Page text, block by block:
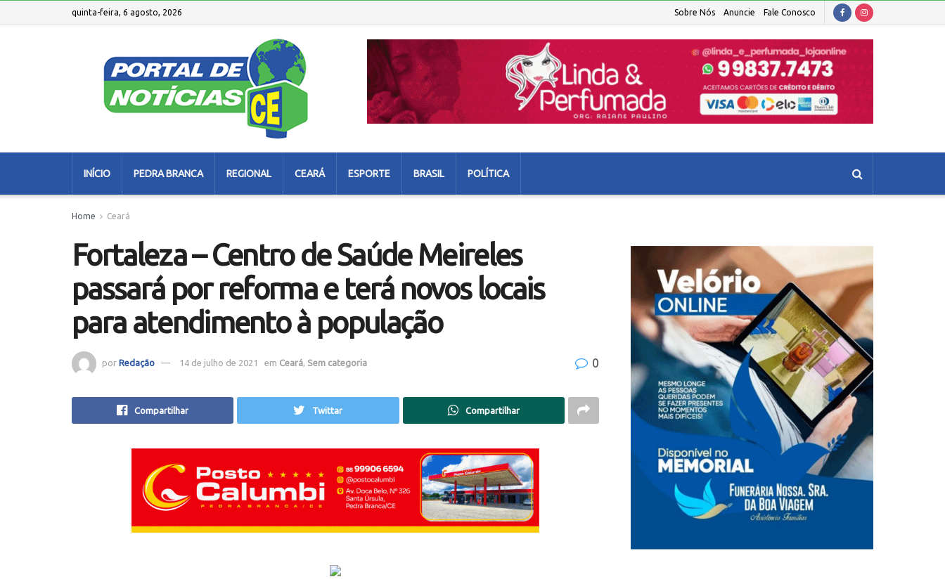
quinta-feira, 6 agosto, 2026 Sobre Nós Anuncie Fale Conosco
INÍCIO PEDRA BRANCA REGIONAL CEARÁ ESPORTE BRASIL POLÍTICA
Home Ceará
Fortaleza – Centro de Saúde Meireles
passará por reforma e terá novos locais
para atendimento à população
por Redação 14 de julho de 2021 em Ceará Sem categoria 0
Compartilhar Twittar Compartilhar